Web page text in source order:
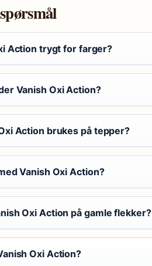
Action trygt for farger?
Vanish Oxi Action?
Action brukes på tepper?
Vanish Oxi Action?
Oxi Action på gamle flekker?
Oxi Action?